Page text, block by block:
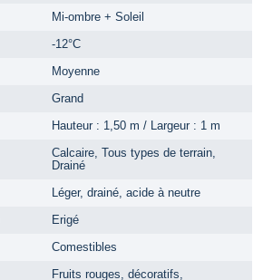
Mi-ombre + Soleil
-12°C
Moyenne
Grand
Hauteur : 1,50 m / Largeur : 1 m
Calcaire, Tous types de terrain,
Drainé
Léger, drainé, acide à neutre
Erigé
Comestibles
Fruits rouges, décoratifs,